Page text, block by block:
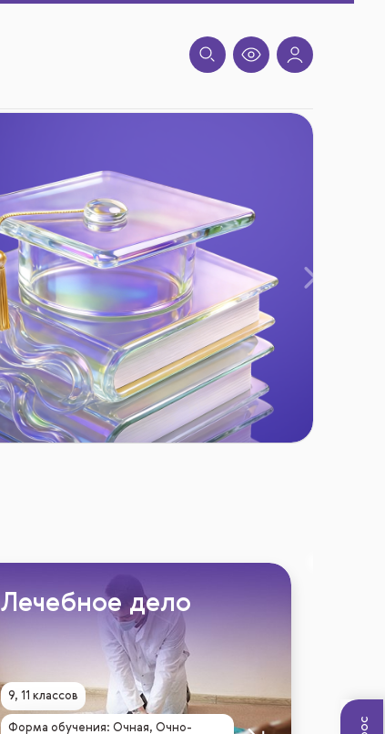
Вперед
Лечебное дело
9, 11 классов
Форма обучения: Очная, Очно-